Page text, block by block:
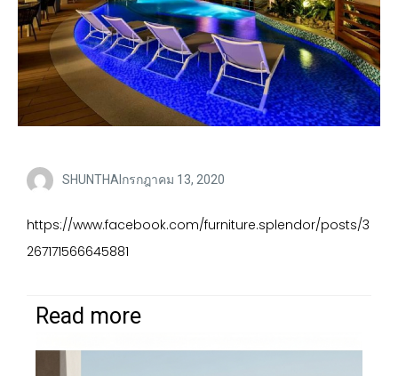
SHUNTHAI กรกฎาคม 13, 2020
https://www.facebook.com/furniture.splendor/posts/3
267171566645881
Read more